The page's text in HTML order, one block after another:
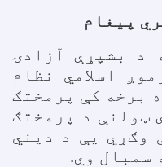
پیغام
د بشپړې آزادۍ
اسلامي نظام
برخه کې پرمختګ
ټولنې د پرمختګ
وګړي یې د دیني
سمبال وي.